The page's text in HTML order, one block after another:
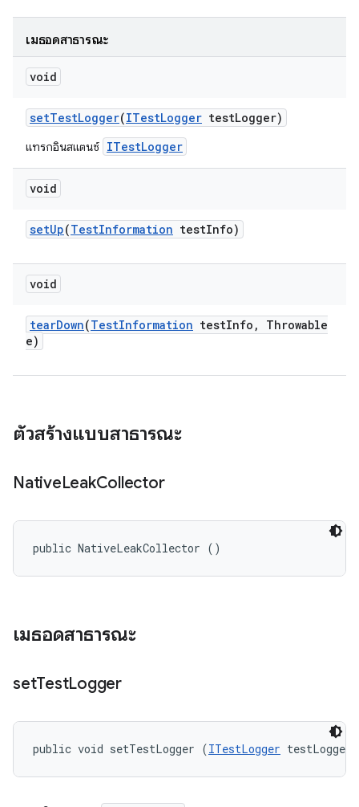
เมธอดสาธารณะ
void
setTestLogger(ITestLogger testLogger)
แทรกอินสแตนซ์ ITestLogger
void
setUp(TestInformation testInfo)
void
tearDown(TestInformation testInfo ,
Throwable
e)
ตัวสร้างแบบสาธารณะ
NativeLeakCollector
public NativeLeakCollector ()
เมธอดสาธารณะ
setTestLogger
public void setTestLogger (ITestLogger testLogger)